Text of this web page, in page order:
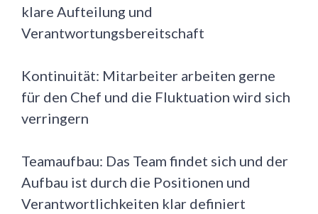
klare Aufteilung und
Verantwortungsbereitschaft
Kontinuität: Mitarbeiter arbeiten gerne
für den Chef und die Fluktuation wird sich
verringern
Teamaufbau: Das Team findet sich und der
Aufbau ist durch die Positionen und
Verantwortlichkeiten klar definiert